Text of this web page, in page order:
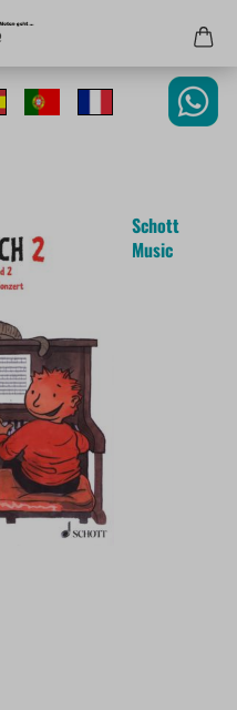
Schott
Music